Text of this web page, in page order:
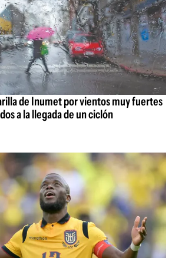
de Inumet por vientos muy fuertes
a la llegada de un ciclón